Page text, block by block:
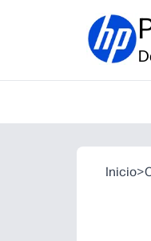
Inicio>